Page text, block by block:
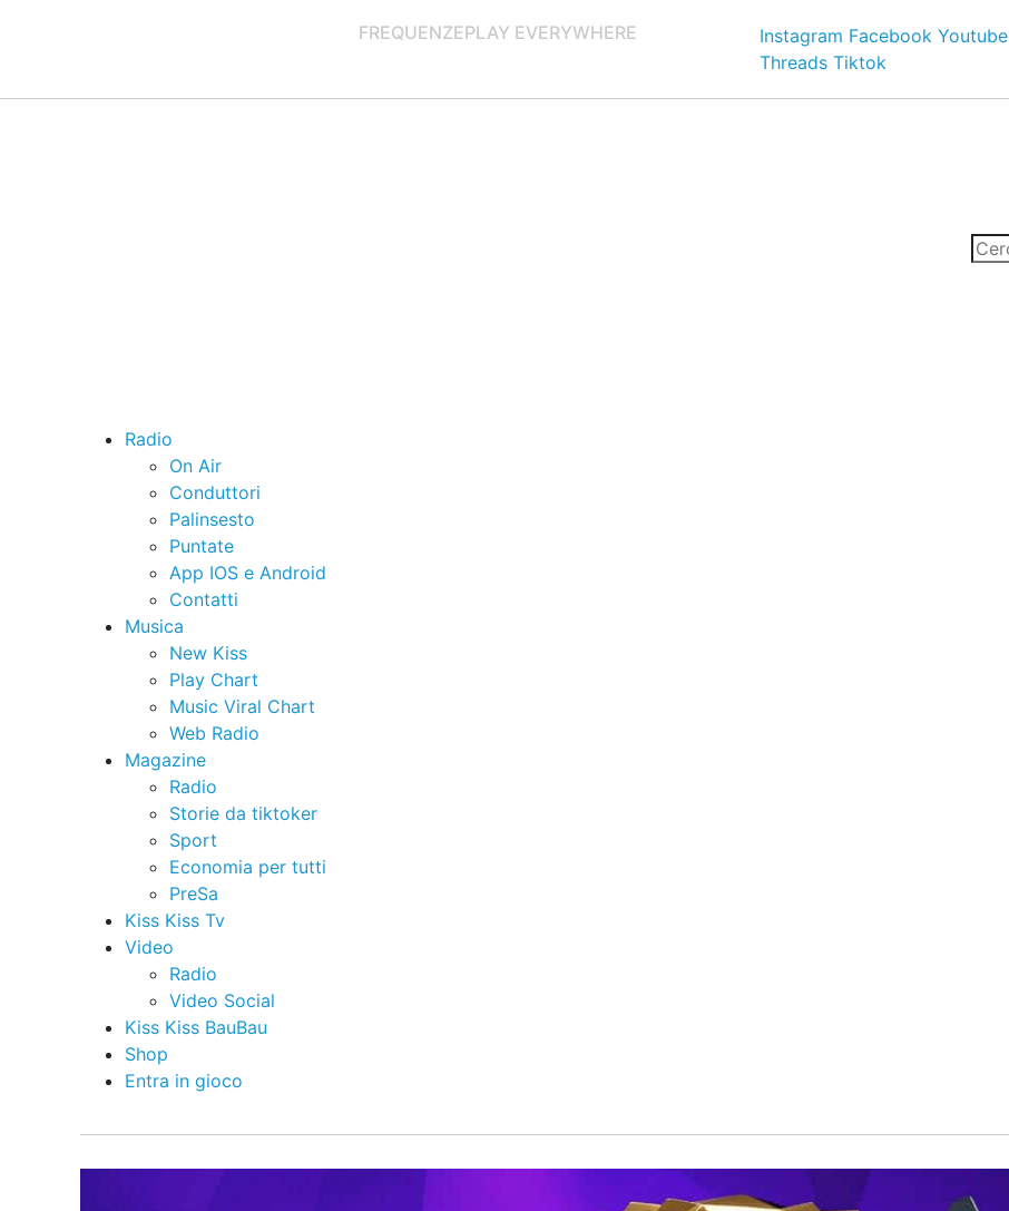
FREQUENZEPLAY EVERYWHERE Instagram Facebook Youtube
Threads Tiktok
Radio
On Air
Conduttori
Palinsesto
Puntate
App IOS e Android
Contatti
Musica
New Kiss
Play Chart
Music Viral Chart
Web Radio
Magazine
Radio
Storie da tiktoker
Sport
Economia per tutti
PreSa
Kiss Kiss Tv
Video
Radio
Video Social
Kiss Kiss BauBau
Shop
Entra in gioco